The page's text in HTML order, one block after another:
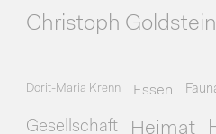
Christoph Goldstein
Dorit-Maria Krenn Essen
Gesellschaft Heimat